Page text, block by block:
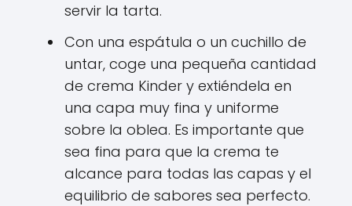
servir la tarta.
Con una espátula o un cuchillo de
untar, coge una pequeña cantidad
de crema Kinder y extiéndela en
una capa muy fina y uniforme
sobre la oblea. Es importante que
sea fina para que la crema te
alcance para todas las capas y el
equilibrio de sabores sea perfecto.